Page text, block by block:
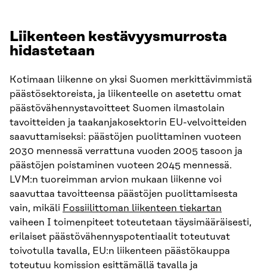
Liikenteen kestävyysmurrosta
hidastetaan
Kotimaan liikenne on yksi Suomen merkittävimmistä
päästösektoreista, ja liikenteelle on asetettu omat
päästövähennystavoitteet Suomen ilmastolain
tavoitteiden ja taakanjakosektorin EU-velvoitteiden
saavuttamiseksi: päästöjen puolittaminen vuoteen
2030 mennessä verrattuna vuoden 2005 tasoon ja
päästöjen poistaminen vuoteen 2045 mennessä.
LVM:n tuoreimman arvion mukaan liikenne voi
saavuttaa tavoitteensa päästöjen puolittamisesta
vain, mikäli Fossiilittoman liikenteen tiekartan
vaiheen I toimenpiteet toteutetaan täysimääräisesti,
erilaiset päästövähennyspotentiaalit toteutuvat
toivotulla tavalla, EU:n liikenteen päästökauppa
toteutuu komission esittämällä tavalla ja